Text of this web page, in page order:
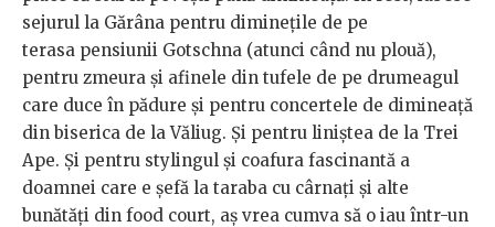
sejurul la Gărâna pentru dimineţile de pe
terasa pensiunii Gotschna (atunci când nu plouă),
pentru zmeura şi afinele din tufele de pe drumeagul
care duce în pădure şi pentru concertele de dimineaţă
din biserica de la Văliug. Şi pentru liniştea de la Trei
Ape. Şi pentru stylingul şi coafura fascinantă a
doamnei care e şefă la taraba cu cârnaţi şi alte
bunătăţi din food court, aş vrea cumva să o iau într-un